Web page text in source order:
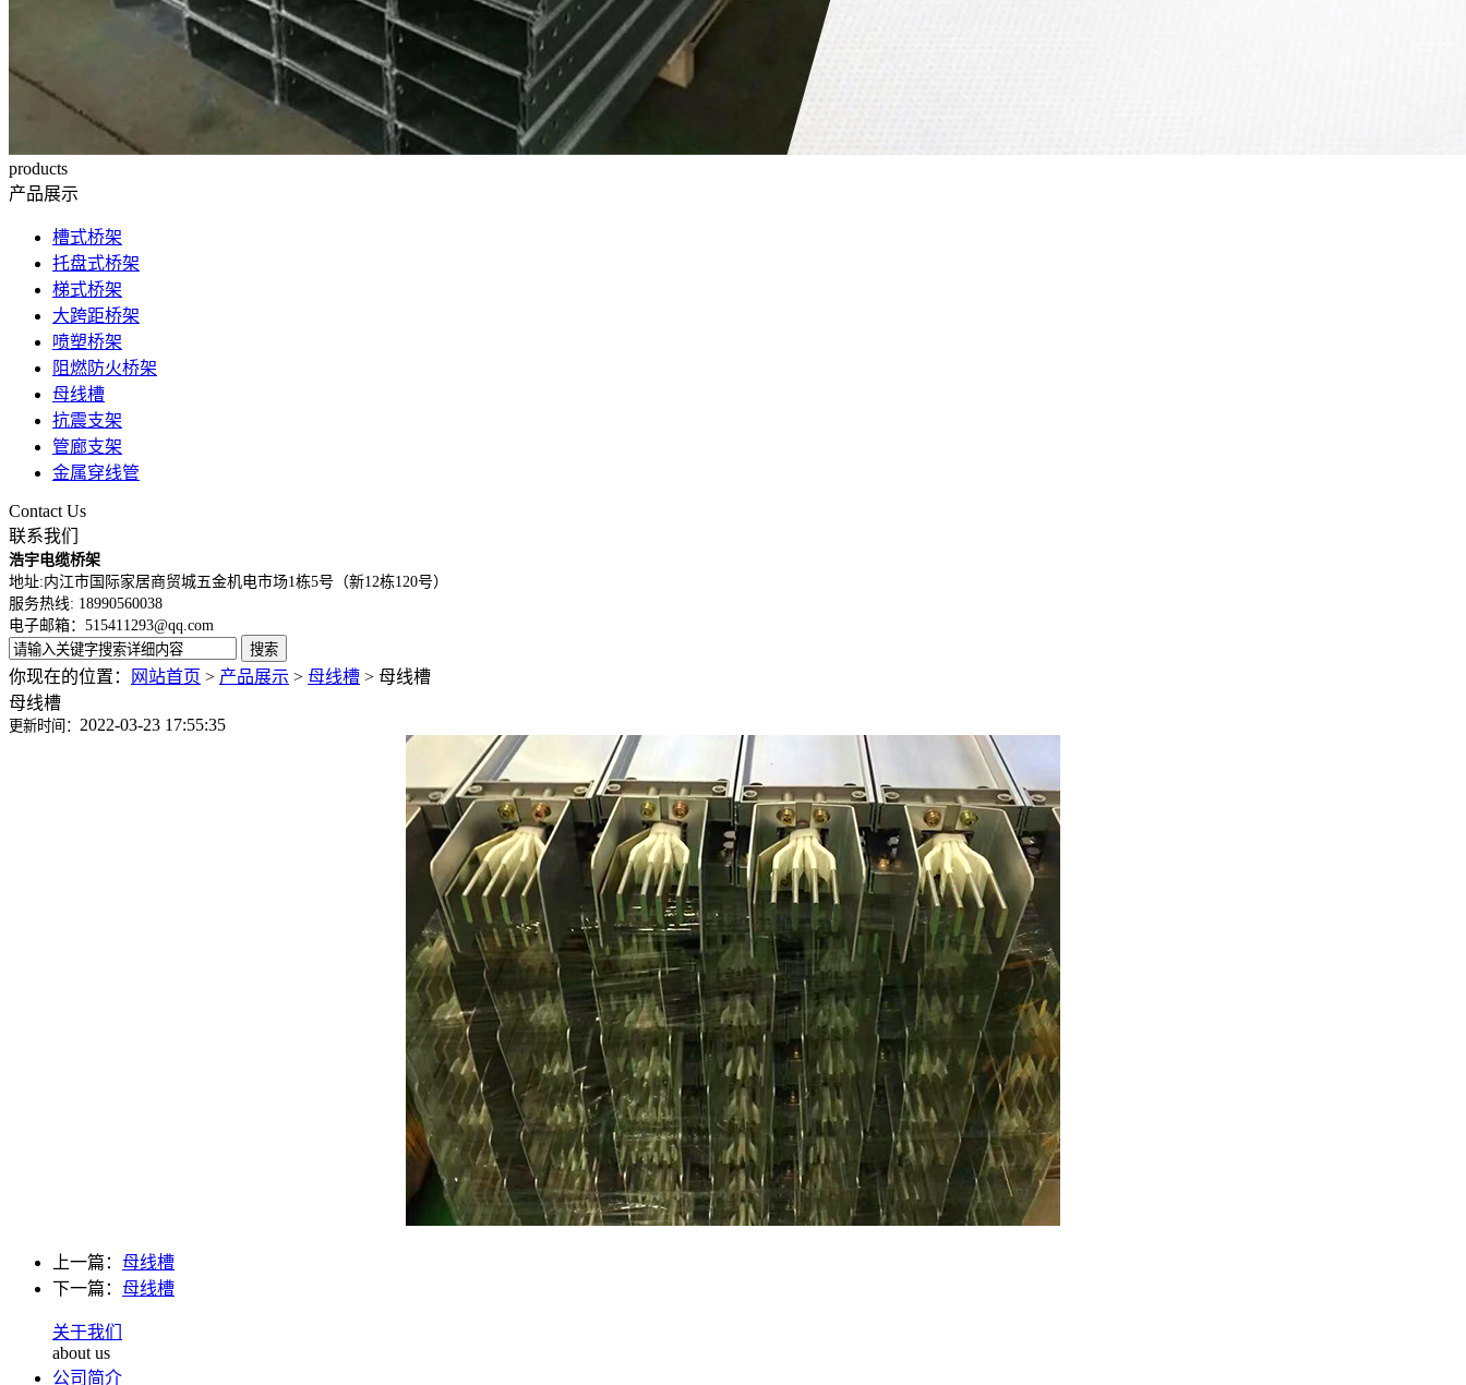
products
产品展示
槽式桥架
托盘式桥架
梯式桥架
大跨距桥架
喷塑桥架
阻燃防火桥架
母线槽
抗震支架
管廊支架
金属穿线管
Contact Us
联系我们
浩宇电缆桥架
地址:内江市国际家居商贸城五金机电市场1栋5号 （新12栋120号）
服务热线: 18990560038
电子邮箱：515411293@qq.com
你现在的位置： 网站首页 > 产品展示 > 母线槽 > 母线槽
母线槽
更新时间： 2022-03-23 17:55:35
上一篇： 母线槽
下一篇： 母线槽
关于我们
about us
公司简介